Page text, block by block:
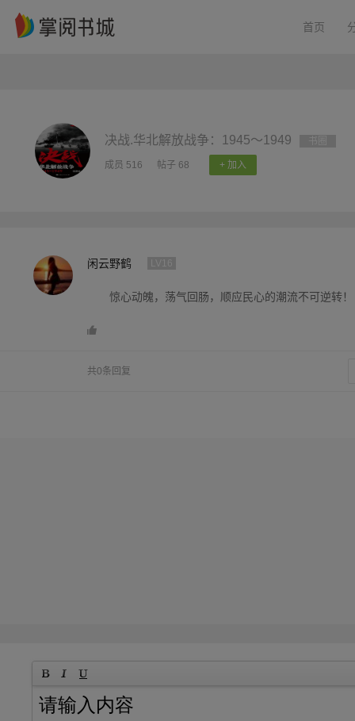
首页
决战.华北解放战争：1945～1949
成员 516 帖子 68 + 加入
闲云野鹤
惊心动魄，荡气回肠，顺应民心的潮流不可逆转！
共0条回复